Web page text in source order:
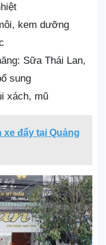
kem dưỡng
Sữa Thái Lan,
sung
xách, mũ
xe đẩy tại Quảng